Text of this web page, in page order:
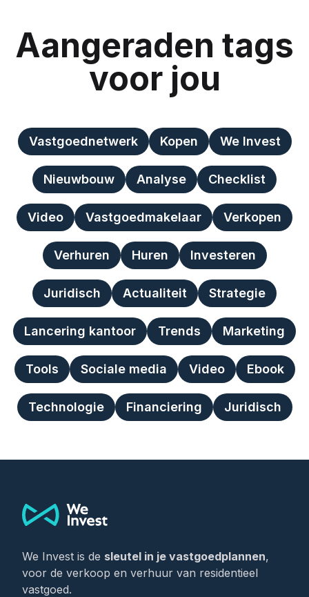
Aangeraden tags
voor jou
Vastgoednetwerk Kopen We Invest
Nieuwbouw Analyse Checklist
Video Vastgoedmakelaar Verkopen
Verhuren Huren Investeren
Juridisch Actualiteit Strategie
Lancering kantoor Trends Marketing
Tools Sociale media Video Ebook
Technologie Financiering Juridisch
We Invest is de sleutel in je vastgoedplannen,
voor de verkoop en verhuur van residentieel
vastgoed.